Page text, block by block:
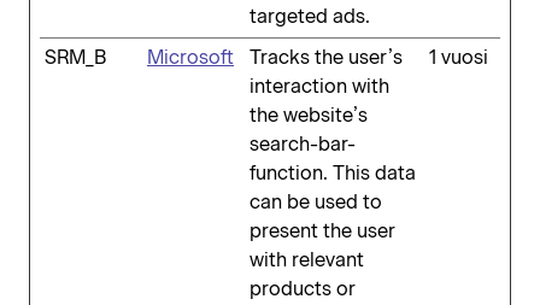
targeted ads.
SRM_B Microsoft
Tracks the user’s
interaction with
the website’s
search-bar-
function. This data
can be used to
present the user
with relevant
products or
1 vuosi